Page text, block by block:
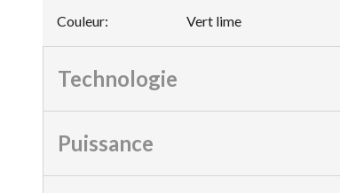
Couleur: Vert lime
Technologie
Puissance